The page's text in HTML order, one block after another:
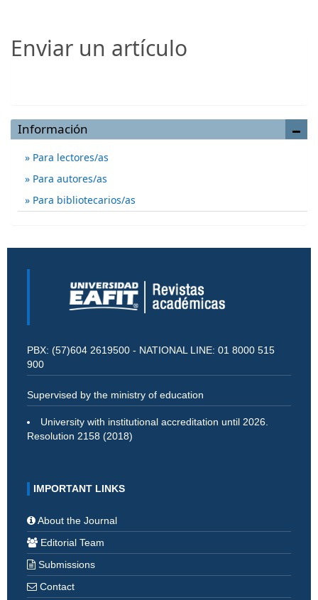
Enviar un artículo
Información
Para lectores/as
Para autores/as
Para bibliotecarios/as
PBX: (57)604 2619500 - NATIONAL LINE: 01 8000 515
900
Supervised by the ministry of education
University with institutional accreditation until 2026.
Resolution 2158 (2018)
IMPORTANT LINKS
About the Journal
Editorial Team
Submissions
Contact